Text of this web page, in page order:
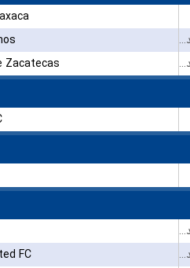
بازی شروع نشده است
Zacatecas بازی شروع نشده است
بازی شروع نشده است
FC بازی شروع نشده است